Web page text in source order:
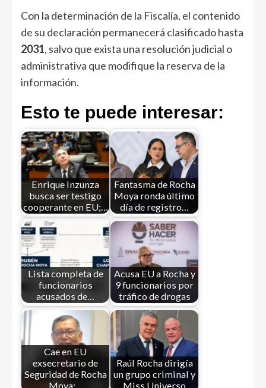
Con la determinación de la Fiscalía, el contenido
de su declaración permanecerá clasificado hasta
2031, salvo que exista una resolución judicial o
administrativa que modifique la reserva de la
información.
Esto te puede interesar:
Enrique Inzunza
busca ser testigo
cooperante en EU;…
Fantasma de Rocha
Moya ronda último
día de registro…
Lista completa de
funcionarios
acusados de…
Acusa EU a Rocha y
9 funcionarios por
tráfico de drogas
Cae en EU
exsecretario de
Seguridad de Rocha
Moya;…
Raúl Rocha dirigía
un grupo criminal y
Miss Universo